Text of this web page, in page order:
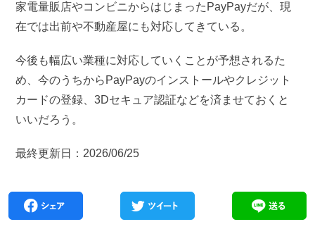
家電量販店やコンビニからはじまったPayPayだが、現
在では出前や不動産屋にも対応してきている。
今後も幅広い業種に対応していくことが予想されるた
め、今のうちからPayPayのインストールやクレジット
カードの登録、3Dセキュア認証などを済ませておくと
いいだろう。
最終更新日：2026/06/25